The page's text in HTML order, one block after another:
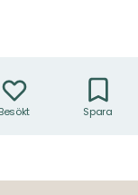
Besökt Spara